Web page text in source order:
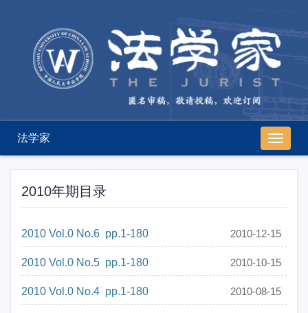
导
航
切
法学家
2010年期目录
2010 Vol.0 No.6 pp.1-180 2010-12-15
2010 Vol.0 No.5 pp.1-180 2010-10-15
2010 Vol.0 No.4 pp.1-180 2010-08-15